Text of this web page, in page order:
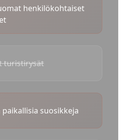
henkilökohtaiset
turistirysät
suosikkeja